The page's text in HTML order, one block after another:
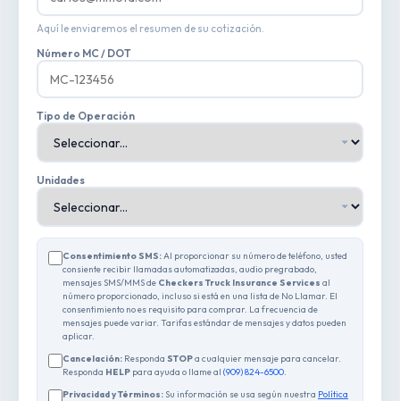
Aquí le enviaremos el resumen de su cotización.
Número MC / DOT
Tipo de Operación
Unidades
Consentimiento SMS:Al proporcionar su número de teléfono, usted
consiente recibir llamadas automatizadas, audio pregrabado,
mensajes SMS/MMS de Checkers Truck Insurance Services al
número proporcionado, incluso si está en una lista de No Llamar. El
consentimiento no es requisito para comprar. La frecuencia de
mensajes puede variar. Tarifas estándar de mensajes y datos pueden
aplicar.
Cancelación: Responda STOPa cualquier mensaje para cancelar.
Responda HELP para ayuda o llame al (909) 824-6500.
Privacidad y Términos: Su información se usa según nuestra Política